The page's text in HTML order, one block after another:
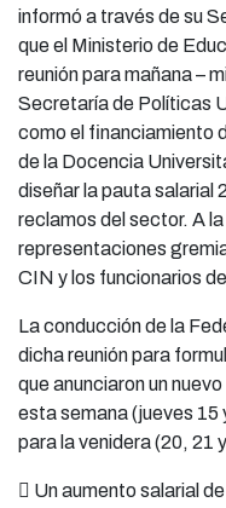
informó a través de su
que el Ministerio de
reunión para mañana –
Secretaría de Políticas
como el financiamiento
de la Docencia
diseñar la pauta salarial
reclamos del sector. A
representaciones
CIN y los funcionarios
La conducción de la
dicha reunión para
que anunciaron un
esta semana (jueves 15
para la venidera (20, 21
 Un aumento salarial